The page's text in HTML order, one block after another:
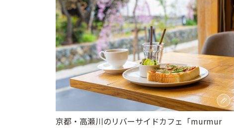
京都・高瀬川のリバーサイドカフェ「murmur